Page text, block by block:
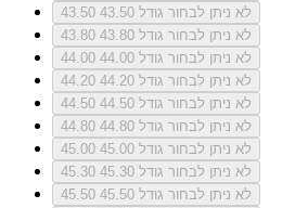
43.50
לא ניתן לבחור גודל 43.50
43.80
לא ניתן לבחור גודל 43.80
44.00
לא ניתן לבחור גודל 44.00
44.20
לא ניתן לבחור גודל 44.20
44.50
לא ניתן לבחור גודל 44.50
44.80
לא ניתן לבחור גודל 44.80
45.00
לא ניתן לבחור גודל 45.00
45.30
לא ניתן לבחור גודל 45.30
45.50
לא ניתן לבחור גודל 45.50